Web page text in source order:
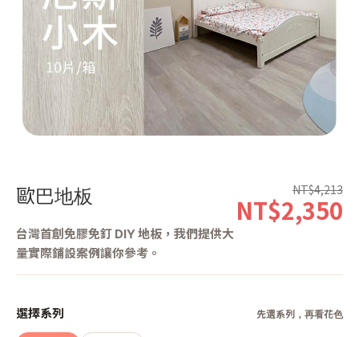
歐巴地板
台灣首創免膠免釘 DIY 地板，我們提供大
量實際鋪設案例讓你參考。
NT$4,213
NT$2,350
選擇系列 先選系列，再看花色